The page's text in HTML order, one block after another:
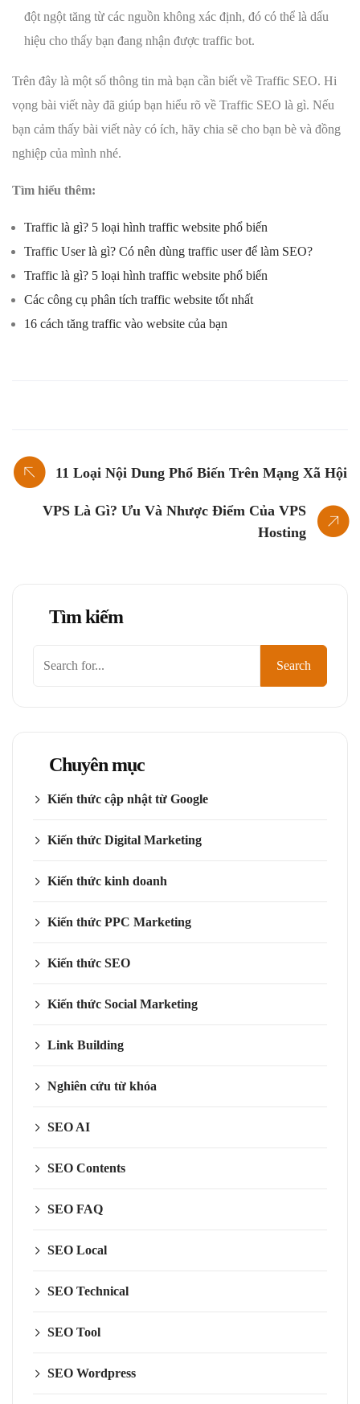
đột ngột tăng từ các nguồn không xác định, đó có thể là dấu
hiệu cho thấy bạn đang nhận được traffic bot.
Trên đây là một số thông tin mà bạn cần biết về Traffic SEO. Hi
vọng bài viết này đã giúp bạn hiểu rõ về Traffic SEO là gì. Nếu
bạn cảm thấy bài viết này có ích, hãy chia sẽ cho bạn bè và đồng
nghiệp của mình nhé.
Tìm hiểu thêm:
Traffic là gì? 5 loại hình traffic website phổ biến
Traffic User là gì? Có nên dùng traffic user để làm SEO?
Traffic là gì? 5 loại hình traffic website phổ biến
Các công cụ phân tích traffic website tốt nhất
16 cách tăng traffic vào website của bạn
11 Loại Nội Dung Phổ Biến Trên Mạng Xã Hội
VPS Là Gì? Ưu Và Nhược Điểm Của VPS
Hosting
Tìm kiếm
Search
Chuyên mục
Kiến thức cập nhật từ Google
Kiến thức Digital Marketing
Kiến thức kinh doanh
Kiến thức PPC Marketing
Kiến thức SEO
Kiến thức Social Marketing
Link Building
Nghiên cứu từ khóa
SEO AI
SEO Contents
SEO FAQ
SEO Local
SEO Technical
SEO Tool
SEO Wordpress